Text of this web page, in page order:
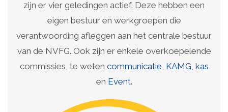
zijn er vier geledingen actief. Deze hebben een
eigen bestuur en werkgroepen die
verantwoording afleggen aan het centrale bestuur
van de NVFG. Ook zijn er enkele overkoepelende
commissies, te weten communicatie, KAMG, kas
en Event.